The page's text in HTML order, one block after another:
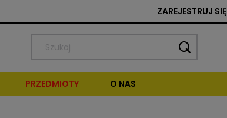
ZAREJESTRUJ SIĘ
PRZEDMIOTY O NAS